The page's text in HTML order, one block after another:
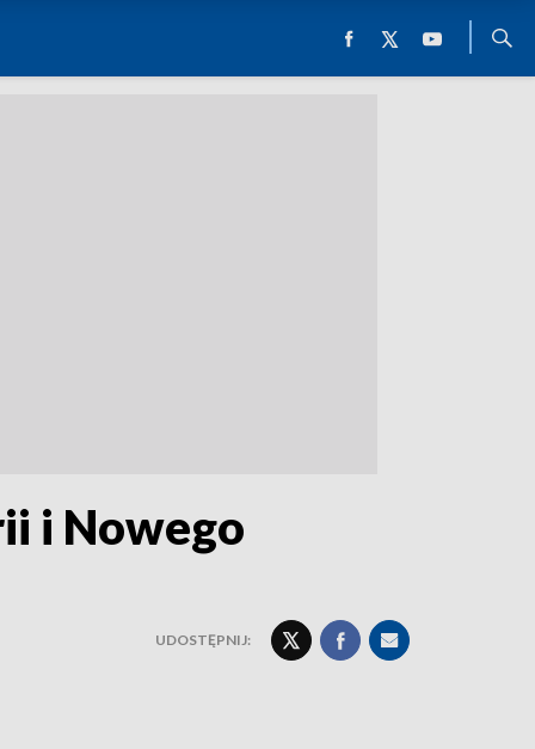
i Nowego
UDOSTĘPNIJ: